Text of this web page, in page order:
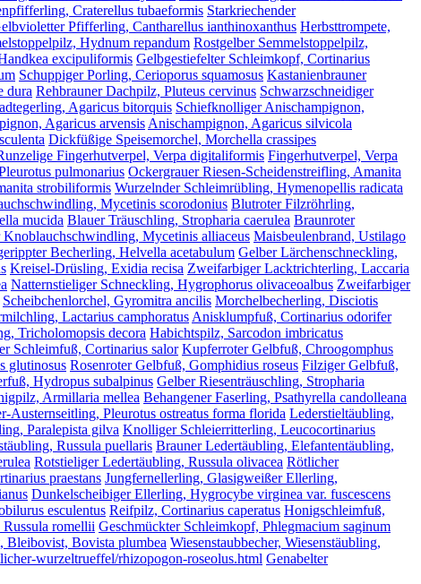
Craterellus tubaeformis Starkriechender
Pfifferling, Cantharellus ianthinoxanthus Herbsttrompete,
Hydnum repandum Rostgelber Semmelstoppelpilz,
excipuliformis Gelbgestiefelter Schleimkopf, Cortinarius
Schuppiger Porling, Cerioporus squamosus Kastanienbrauner
dura Rehbrauner Dachpilz, Pluteus cervinus Schwarzschneidiger
Agaricus bitorquis Schiefknolliger Anischampignon,
Agaricus arvensisAnischampignon, Agaricus silvicola
Dickfüßige Speisemorchel, Morchella crassipes
Fingerhutverpel, Verpa digitaliformis Fingerhutverpel, Verpa
pulmonarius Ockergrauer Riesen-Scheidenstreifling, Amanita
strobiliformis Wurzelnder Schleimrübling, Hymenopellis radicata
Mycetinis scorodonius Blutroter Filzröhrling,
mucida Blauer Träuschling, Stropharia caerulea Braunroter
Knoblauchschwindling, Mycetinis alliaceus Maisbeulenbrand, Ustilago
Becherling, Helvella acetabulum Gelber Lärchenschneckling,
Kreisel-Drüsling, Exidia recisa Zweifarbiger Lacktrichterling, Laccaria
Natternstieliger Schneckling, Hygrophorus olivaceoalbus Zweifarbiger
Scheibchenlorchel, Gyromitra ancilis Morchelbecherling, Disciotis
Lactarius camphoratusAnisklumpfuß, Cortinarius odorifer
Tricholomopsis decora Habichtspilz, Sarcodon imbricatus
Schleimfuß, Cortinarius salor Kupferroter Gelbfuß, Chroogomphus
glutinosus Rosenroter Gelbfuß, Gomphidius roseus Filziger Gelbfuß,
Hydropus subalpinus Gelber Riesenträuschling, Stropharia
Armillaria mellea Behangener Faserling, Psathyrella candolleana
Austernseitling, Pleurotus ostreatus forma florida Lederstieltäubling,
Paralepista gilva Knolliger Schleierritterling, Leucocortinarius
Russula puellaris Brauner Ledertäubling, Elefantentäubling,
Rotstieliger Ledertäubling, Russula olivacea Rötlicher
praestans Jungfernellerling, Glasigweißer Ellerling,
Dunkelscheibiger Ellerling, Hygrocybe virginea var. fuscescens
esculentus Reifpilz, Cortinarius caperatus Honigschleimfuß,
romellii Geschmückter Schleimkopf, Phlegmacium saginum
Bleibovist, Bovista plumbea Wiesenstaubbecher, Wiesenstäubling,
wurzeltrueffel/rhizopogon-roseolus.html Genabelter